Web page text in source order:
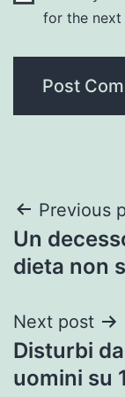
for the next
Post
Previous
Un
dieta non
Next post
Disturbi
uomini su